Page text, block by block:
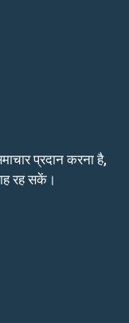
प्रदान करना है,
रह सकें।